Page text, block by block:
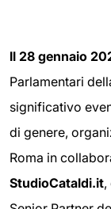
Il 28 gennaio
Parlamentari
significativo
di genere,
Roma in
StudioCataldi.it,